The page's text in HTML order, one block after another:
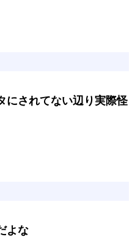
にされてない辺り実際怪
よな